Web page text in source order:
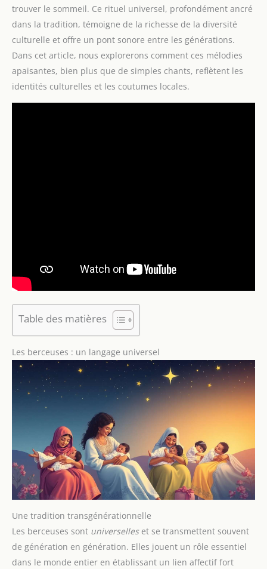
trouver le sommeil. Ce rituel universel, profondément ancré
dans la tradition, témoigne de la richesse de la diversité
culturelle et offre un pont sonore entre les générations.
Dans cet article, nous explorerons comment ces mélodies
apaisantes, bien plus que de simples chants, reflètent les
identités culturelles et les coutumes locales.
Table des matières
Les berceuses : un langage universel
Une tradition transgénérationnelle
Les berceuses sont universelleset se transmettent souvent
de génération en génération. Elles jouent un rôle essentiel
dans le monde entier en établissant un lien affectif fort